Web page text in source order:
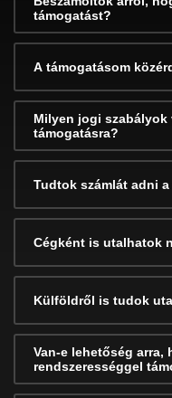
támogatást?
A támogatásom
Milyen jogi
támogatásra?
Tudtok számlát adni
Cégként is utalhatok
Külföldről is tudok
Van-e lehetőség
rendszerességgel